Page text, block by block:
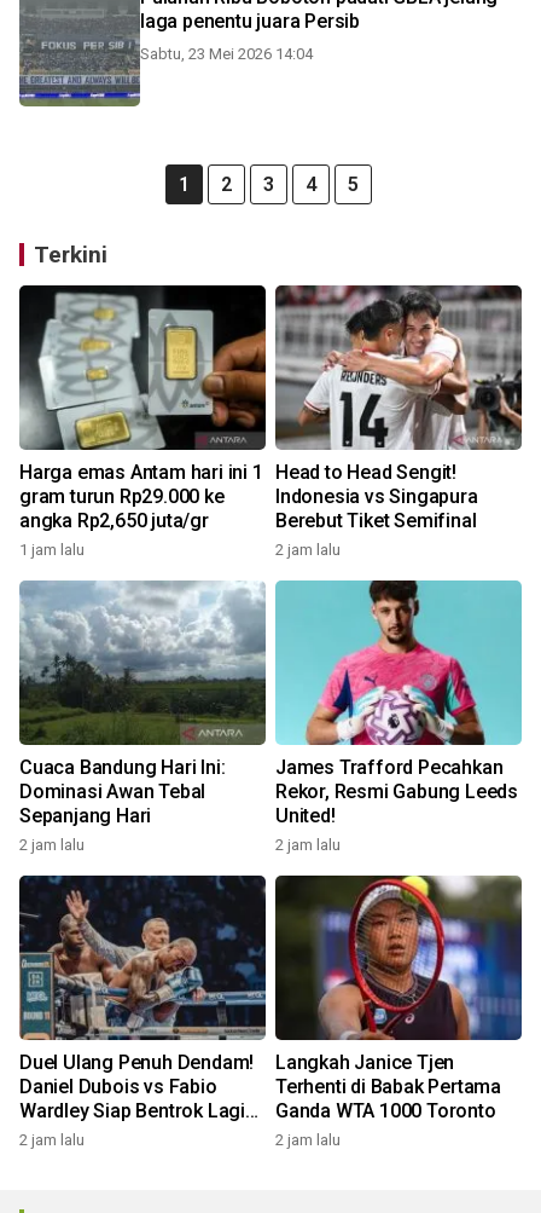
laga penentu juara Persib
Sabtu, 23 Mei 2026 14:04
1 2 3 4 5
Terkini
Harga emas Antam hari ini 1
gram turun Rp29.000 ke
angka Rp2,650 juta/gr
1 jam lalu
Head to Head Sengit!
Indonesia vs Singapura
Berebut Tiket Semifinal
2 jam lalu
Cuaca Bandung Hari Ini:
Dominasi Awan Tebal
Sepanjang Hari
2 jam lalu
James Trafford Pecahkan
Rekor, Resmi Gabung Leeds
United!
2 jam lalu
Duel Ulang Penuh Dendam!
Daniel Dubois vs Fabio
Wardley Siap Bentrok Lagi
Oktober Ini
2 jam lalu
Langkah Janice Tjen
Terhenti di Babak Pertama
Ganda WTA 1000 Toronto
2 jam lalu